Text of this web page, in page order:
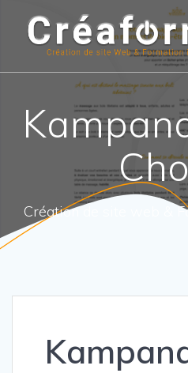
Création de site web &